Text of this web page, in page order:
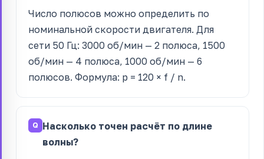
Число полюсов можно определить по
номинальной скорости двигателя. Для
сети 50 Гц: 3000 об/мин — 2 полюса, 1500
об/мин — 4 полюса, 1000 об/мин — 6
полюсов. Формула: p = 120 × f / n.
Насколько точен расчёт по длине
волны?